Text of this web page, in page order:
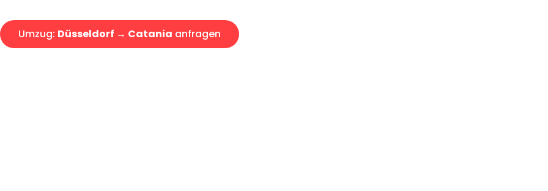
Umzug: Düsseldorf → Catania anfragen